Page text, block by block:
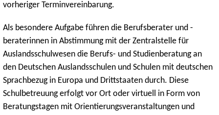
vorheriger Terminvereinbarung.
Als besondere Aufgabe führen die Berufsberater und -
beraterinnen in Abstimmung mit der Zentralstelle für
Auslandsschulwesen die Berufs- und Studienberatung an
den Deutschen Auslandsschulen und Schulen mit deutschen
Sprachbezug in Europa und Drittstaaten durch. Diese
Schulbetreuung erfolgt vor Ort oder virtuell in Form von
Beratungstagen mit Orientierungsveranstaltungen und